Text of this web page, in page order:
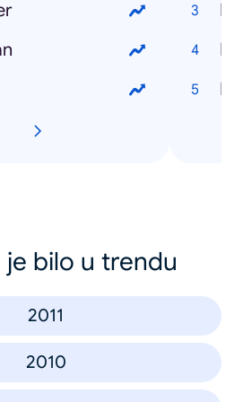
je bilo u trendu
2011
2010